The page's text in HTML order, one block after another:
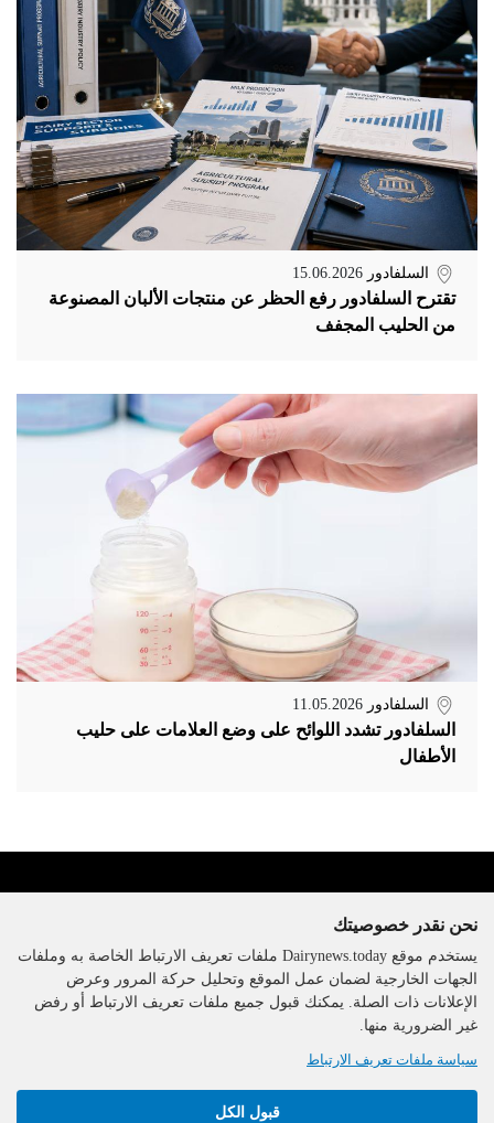
السلفادور 15.06.2026
تقترح السلفادور رفع الحظر عن منتجات الألبان المصنوعة
من الحليب المجفف
السلفادور 11.05.2026
السلفادور تشدد اللوائح على وضع العلامات على حليب
الأطفال
The DairyNews, جميع الحقوق
محفوظة، 2000-2026
نحن نقدر خصوصيتك
يستخدم موقع Dairynews.today ملفات تعريف الارتباط الخاصة به وملفات
الجهات الخارجية لضمان عمل الموقع وتحليل حركة المرور وعرض
الإعلانات ذات الصلة. يمكنك قبول جميع ملفات تعريف الارتباط أو رفض
غير الضرورية منها.
سياسة ملفات تعريف الارتباط
قبول الكل